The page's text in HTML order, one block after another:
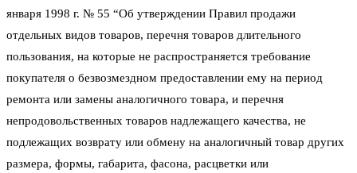
января 1998 г. № 55 “Об утверждении Правил продажи
отдельных видов товаров, перечня товаров длительного
пользования, на которые не распространяется требование
покупателя о безвозмездном предоставлении ему на период
ремонта или замены аналогичного товара, и перечня
непродовольственных товаров надлежащего качества, не
подлежащих возврату или обмену на аналогичный товар других
размера, формы, габарита, фасона, расцветки или